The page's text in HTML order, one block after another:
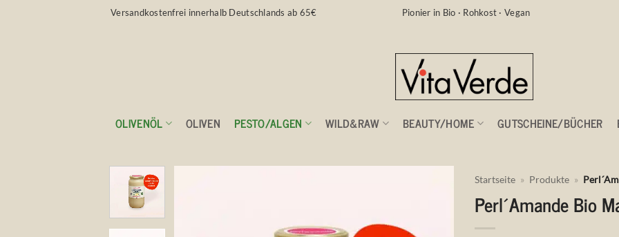
Zum
Versandkostenfrei innerhalb Deutschlands ab 65€ Pionier in Bio · Rohkost · Vegan
OLIVENÖL OLIVEN PESTO/ALGEN WILD&RAW BEAUTY/HOME GUTSCHEINE/BÜCHER
Wunschliste
Startseite » Produkte »
Perl´Amande Bio